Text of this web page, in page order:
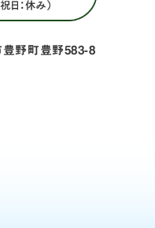
豊野町豊野583-8